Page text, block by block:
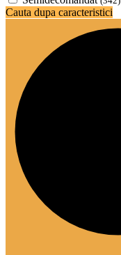
Cauta dupa caracteristici